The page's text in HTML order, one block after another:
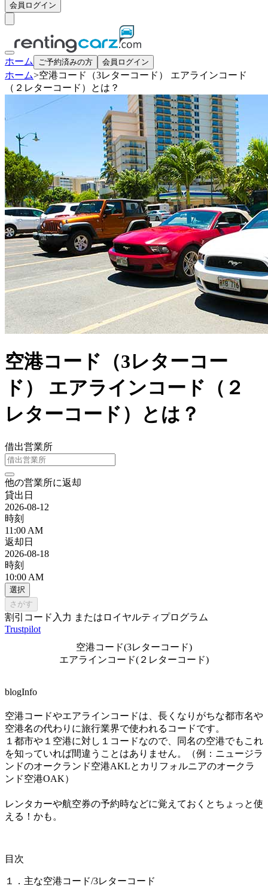
会員ログイン
ホーム ご予約済みの方 会員ログイン
ホーム>空港コード（3レターコード） エアラインコード
（２レターコード）とは？
空港コード（3レターコー
ド） エアラインコード（２
レターコード）とは？
借出営業所
他の営業所に返却
貸出日
2026-08-12
時刻
11:00 AM
返却日
2026-08-18
時刻
10:00 AM
選択
さがす
割引コード入力 またはロイヤルティプログラム
Trustpilot
空港コード(3レターコード)
エアラインコード(２レターコード)
blogInfo
空港コードやエアラインコードは、長くなりがちな都市名や
空港名の代わりに旅行業界で使われるコードです。
１都市や１空港に対し１コードなので、同名の空港でもこれ
を知っていれば間違うことはありません。（例：ニュージラ
ンドのオークランド空港AKLとカリフォルニアのオークラ
ンド空港OAK）
レンタカーや航空券の予約時などに覚えておくとちょっと使
える！かも。
目次
１．主な空港コード/3レターコード